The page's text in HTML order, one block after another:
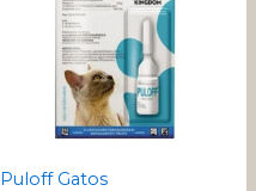
Puloff Gatos